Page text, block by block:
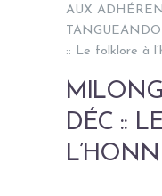
AUX
TANGUEANDO
:: Le folklore à
DÉC ::